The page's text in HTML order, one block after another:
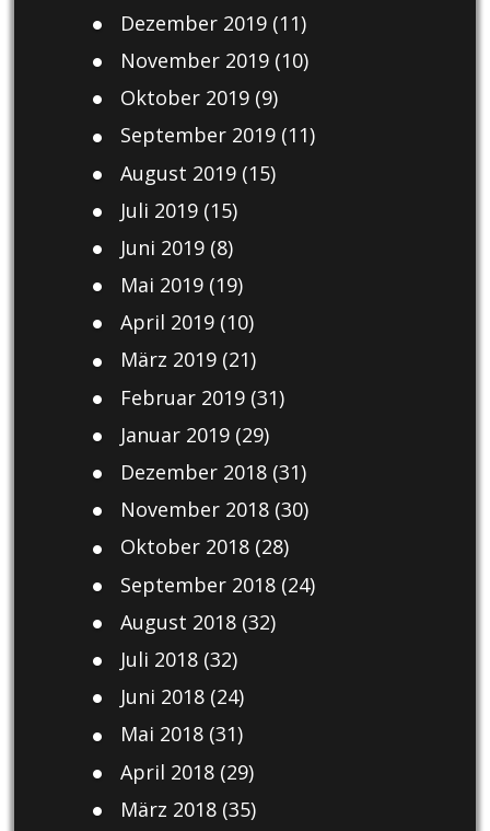
Dezember 2019(11)
November 2019(10)
Oktober 2019(9)
September 2019(11)
August 2019(15)
Juli 2019(15)
Juni 2019(8)
Mai 2019(19)
April 2019(10)
März 2019(21)
Februar 2019(31)
Januar 2019(29)
Dezember 2018(31)
November 2018(30)
Oktober 2018(28)
September 2018(24)
August 2018(32)
Juli 2018(32)
Juni 2018(24)
Mai 2018(31)
April 2018(29)
März 2018(35)